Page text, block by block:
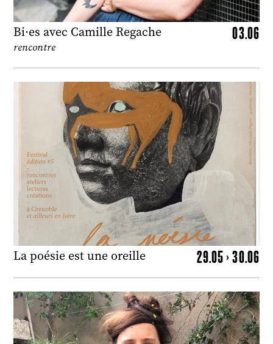
Bi·es avec Camille Regache 03.06
rencontre
La poésie est une oreille 29.05 > 30.06